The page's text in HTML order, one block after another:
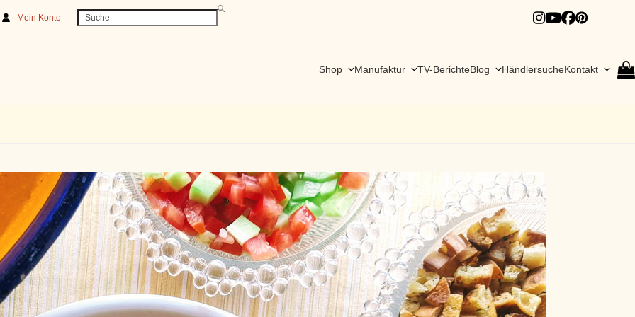
Mein Konto Search
Instagram
YouTube
Facebook
Shop Manufaktur TV-BerichteBlog HändlersucheKontakt
go